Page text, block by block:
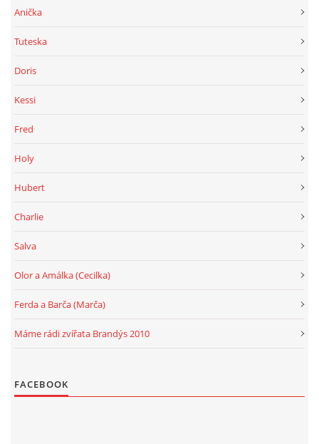
Anička
Tuteska
Doris
Kessi
Fred
Holy
Hubert
Charlie
Salva
Olor a Amálka (Cecilka)
Ferda a Barča (Marča)
Máme rádi zvířata Brandýs 2010
FACEBOOK